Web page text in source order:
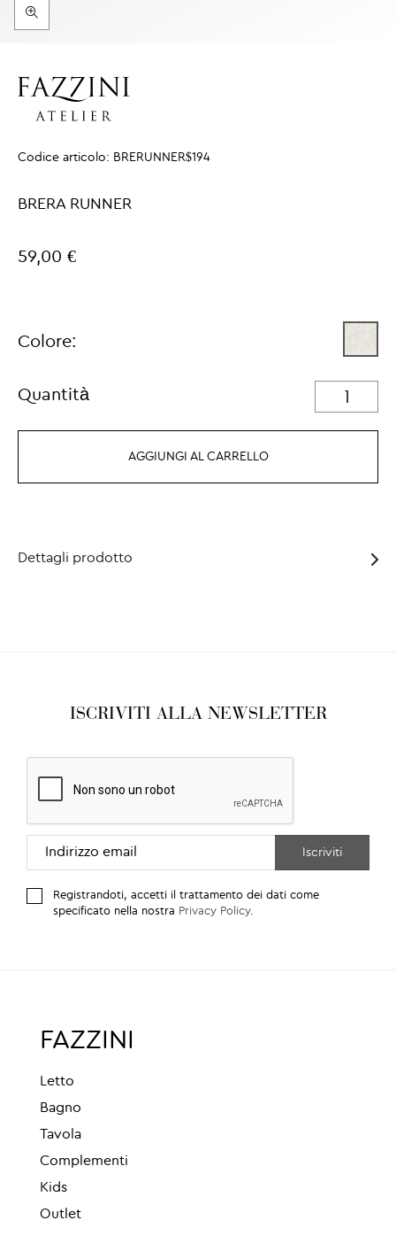
Codice articolo: BRERUNNER$194
BRERA RUNNER
59,00 €
Colore:
Quantità
AGGIUNGI AL CARRELLO
Dettagli prodotto
ISCRIVITI ALLA NEWSLETTER
Registrandoti, accetti il trattamento dei dati come
specificato nella nostra Privacy Policy.
FAZZINI
Letto
Bagno
Tavola
Complementi
Kids
Outlet